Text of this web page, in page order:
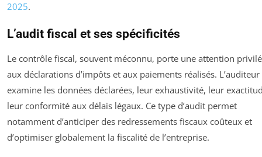
2025.
L’audit fiscal et ses spécificités
Le contrôle fiscal, souvent méconnu, porte une attention
aux déclarations d’impôts et aux paiements réalisés. L’auditeur
examine les données déclarées, leur exhaustivité, leur
leur conformité aux délais légaux. Ce type d’audit permet
notamment d’anticiper des redressements fiscaux coûteux et
d’optimiser globalement la fiscalité de l’entreprise.